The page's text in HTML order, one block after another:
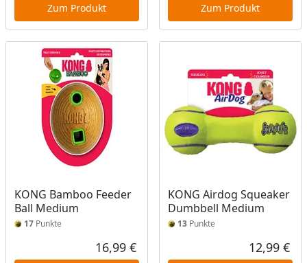
Zum Produkt Zum Produkt
KONG Bamboo Feeder
Ball Medium
17 Punkte
Aktueller Preis
16,99 €
KONG Airdog Squeaker
Dumbbell Medium
13Punkte
12,99 €